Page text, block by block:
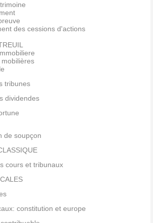
des cessions d'actions
tribunes
dividendes
de soupçon
cours et tribunaux
constitution et europe